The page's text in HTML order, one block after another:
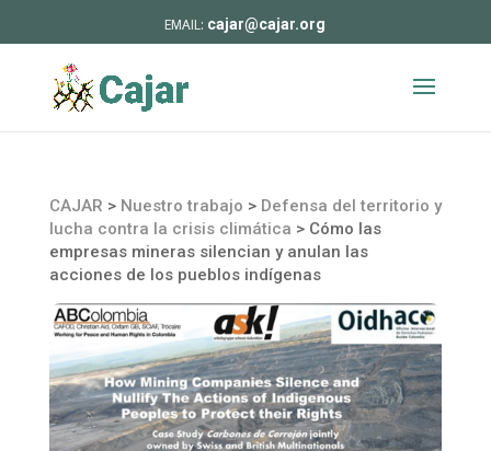
cajar@cajar.org
CAJAR > Nuestro trabajo > Defensa del territorio y
lucha contra la crisis climática > Cómo las
empresas mineras silencian y anulan las
acciones de los pueblos indígenas